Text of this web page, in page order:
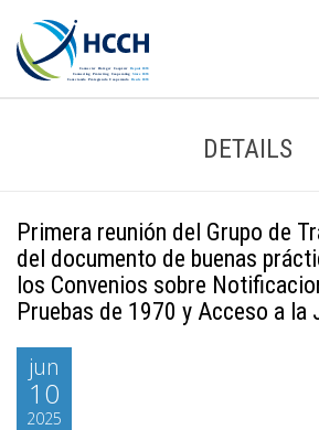
DETAILS
Primera reunión del Grupo de
del documento de buenas
los Convenios sobre
Pruebas de 1970 y Acceso a la
jun
10
2025